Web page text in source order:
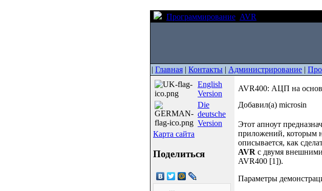
Программирование AVR
| Главная | Контакты | Администрирование |
English
Version
Die
deutsche
Version
Карта сайта
Поделиться
AVR400: АЦП на
Добавил(а) microsin
Этот апноут
приложений, которым
описывается, как
AVR с двумя
AVR400 [1]).
Параметры